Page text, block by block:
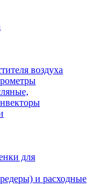
воздуха
для
и расходные